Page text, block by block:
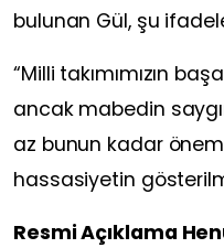
bulunan Gül, şu
“Milli takımımızın
ancak mabedin
az bunun kadar
hassasiyetin
Resmi Açıklama